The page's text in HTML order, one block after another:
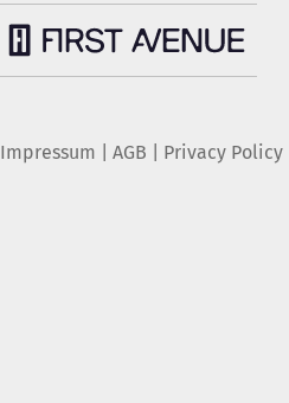
Impressum AGB Privacy Policy|